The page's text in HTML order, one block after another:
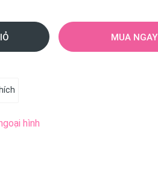
MUA NGAY
hình